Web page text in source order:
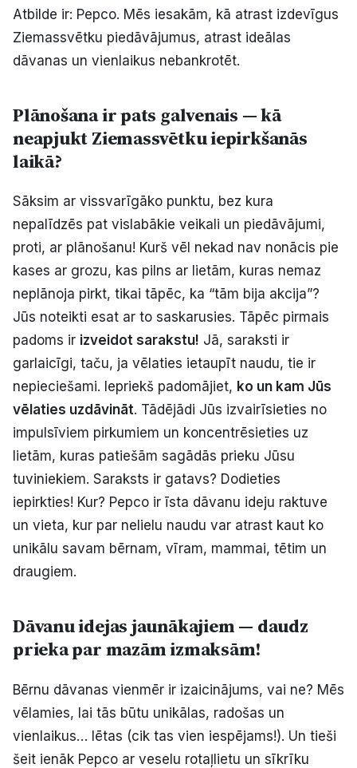
Reklāma
Politiskā reklāma
Kontakti
Facebook Instagram YouTube
E-avīze Abonē
Atbilde ir: Pepco. Mēs iesakām, kā atrast izdevīgus
Ziemassvētku piedāvājumus, atrast ideālas
dāvanas un vienlaikus nebankrotēt.
Plānošana ir pats galvenais — kā
neapjukt Ziemassvētku iepirkšanās
laikā?
Sāksim ar vissvarīgāko punktu, bez kura
nepalīdzēs pat vislabākie veikali un piedāvājumi,
proti, ar plānošanu! Kurš vēl nekad nav nonācis pie
kases ar grozu, kas pilns ar lietām, kuras nemaz
neplānoja pirkt, tikai tāpēc, ka “tām bija akcija”?
Jūs noteikti esat ar to saskarusies. Tāpēc pirmais
padoms ir izveidot sarakstu! Jā, saraksti ir
garlaicīgi, taču, ja vēlaties ietaupīt naudu, tie ir
nepieciešami. Iepriekš padomājiet, ko un kam Jūs
vēlaties uzdāvināt. Tādējādi Jūs izvairīsieties no
impulsīviem pirkumiem un koncentrēsieties uz
lietām, kuras patiešām sagādās prieku Jūsu
tuviniekiem. Saraksts ir gatavs? Dodieties
iepirkties! Kur? Pepco ir īsta dāvanu ideju raktuve
un vieta, kur par nelielu naudu var atrast kaut ko
unikālu savam bērnam, vīram, mammai, tētim un
draugiem.
Dāvanu idejas jaunākajiem — daudz
prieka par mazām izmaksām!
Bērnu dāvanas vienmēr ir izaicinājums, vai ne? Mēs
vēlamies, lai tās būtu unikālas, radošas un
vienlaikus… lētas (cik tas vien iespējams!). Un tieši
šeit ienāk Pepco ar veselu rotaļlietu un sīkrīku